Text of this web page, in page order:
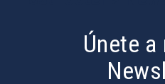
Únete